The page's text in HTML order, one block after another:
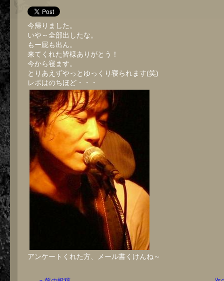
今帰りました。
いや～全部出したな。
もー屁も出ん。
来てくれた皆様ありがとう！
今から寝ます。
とりあえずやっとゆっくり寝られます(笑)
レポはのちほど・・・
アンケートくれた方、メール書くけんね～